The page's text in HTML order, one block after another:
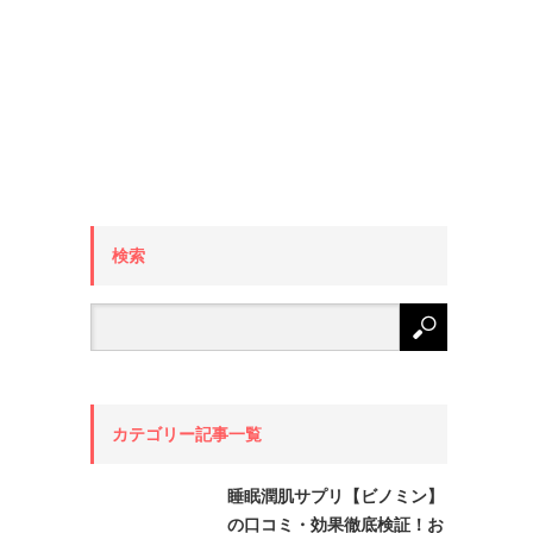
検索
カテゴリー記事一覧
睡眠潤肌サプリ【ビノミン】
の口コミ・効果徹底検証！お